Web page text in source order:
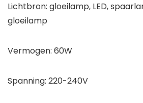
Lichtbron: gloeilamp, LED,
gloeilamp
Vermogen: 60W
Spanning: 220-240V